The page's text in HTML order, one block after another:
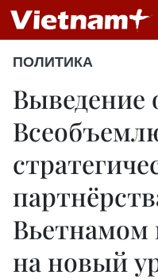
ПОЛИТИКА
Вьетнамом
на новый